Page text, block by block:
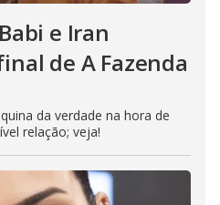
e Iran
de A Fazenda
da verdade na hora de
relação; veja!